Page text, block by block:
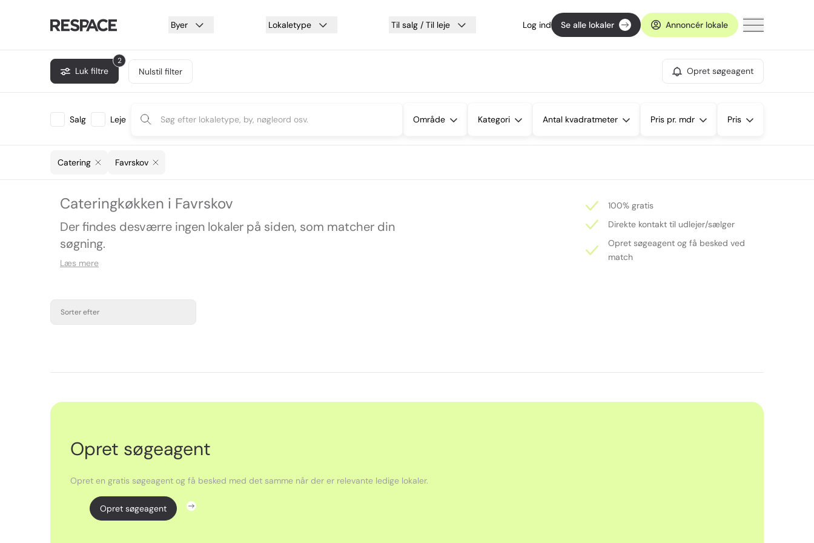
Byer Lokaletype Til salg / Til leje Log ind Se alle lokaler Annoncér lokale
2
Luk filtre Nulstil filter Opret søgeagent
Salg Leje Område Kategori Antal kvadratmeter Pris pr. mdr Pris
Catering Favrskov
Cateringkøkken i Favrskov
Der findes desværre ingen lokaler på siden, som matcher din
søgning.
Læs mere
100% gratis
Direkte kontakt til udlejer/sælger
Opret søgeagent og få besked ved
match
Sorter efter
Opret søgeagent
Opret en gratis søgeagent og få besked med det samme når der er relevante ledige lokaler.
Opret søgeagent